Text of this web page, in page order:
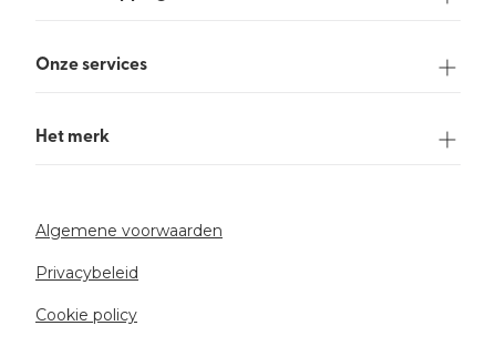
Onze services
Het merk
Algemene voorwaarden
Privacybeleid
Cookie policy